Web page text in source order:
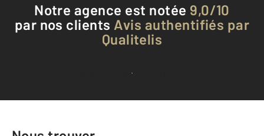
Notre agence est notée 9,0/10
par nos clients Avis authentifiés par
Qualitelis
Voir tous les avis clients